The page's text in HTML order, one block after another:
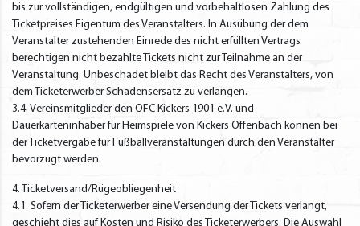
bis zur vollständigen, endgültigen und vorbehaltlosen Zahlung des
Ticketpreises Eigentum des Veranstalters. In Ausübung der dem
Veranstalter zustehenden Einrede des nicht erfüllten Vertrags
berechtigen nicht bezahlte Tickets nicht zur Teilnahme an der
Veranstaltung. Unbeschadet bleibt das Recht des Veranstalters, von
dem Ticketerwerber Schadensersatz zu verlangen.
3.4. Vereinsmitglieder den OFC Kickers 1901 e.V. und
Dauerkarteninhaber für Heimspiele von Kickers Offenbach können bei
der Ticketvergabe für Fußballveranstaltungen durch den Veranstalter
bevorzugt werden.
4. Ticketversand/Rügeobliegenheit
4.1. Sofern der Ticketerwerber eine Versendung der Tickets verlangt,
geschieht dies auf Kosten und Risiko des Ticketerwerbers. Die Auswahl